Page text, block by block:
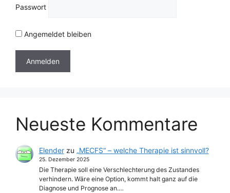
Passwort
Angemeldet bleiben
Neueste Kommentare
Elenderzu „MECFS“ – welche Therapie ist sinnvoll?
25. Dezember 2025
Die Therapie soll eine Verschlechterung des Zustandes
verhindern. Wäre eine Option, kommt halt ganz auf die
Diagnose und Prognose an.…